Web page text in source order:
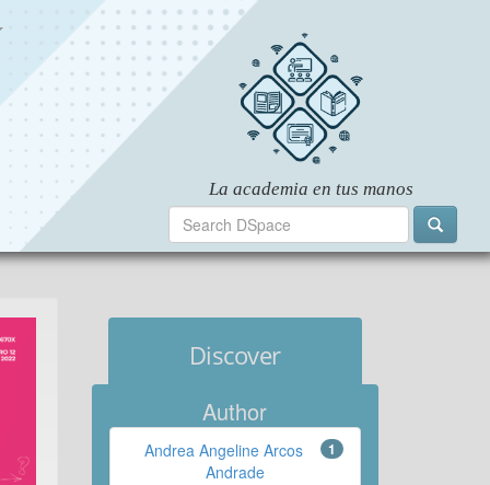
Discover
Author
1
Andrea Angeline Arcos
Andrade